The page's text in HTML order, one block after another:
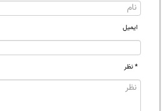
ایمیل
* نظر